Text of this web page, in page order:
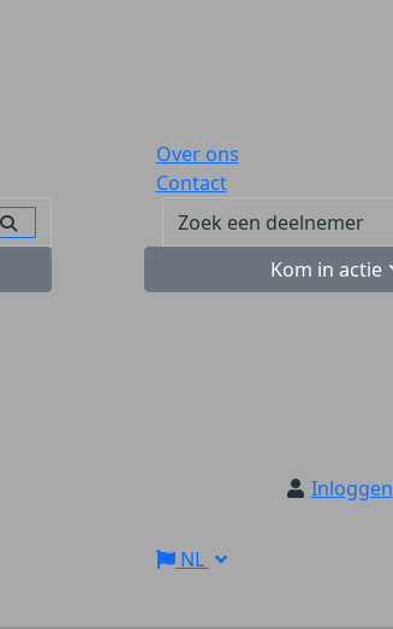
Over ons
Contact
Kom in actie
Inloggen
NL